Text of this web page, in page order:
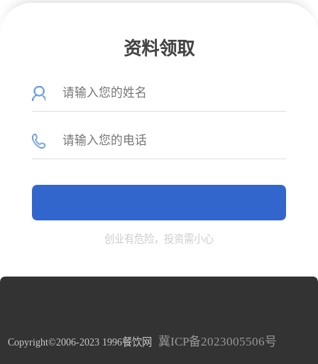
资料领取
创业有危险，投资需小心
Copyright©2006-2023 1996餐饮网 冀ICP备2023005506号